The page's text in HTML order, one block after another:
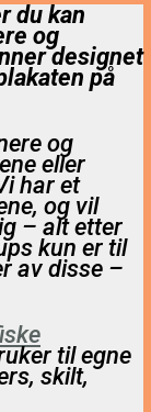
du kan
og
designet
på
og
eller
har et
og vil
– alt etter
kun er til
av disse –
til egne
skilt,